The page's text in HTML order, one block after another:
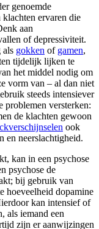
genoemde
klachten ervaren die
aan
of depressiviteit.
als gokken of gamen,
tijdelijk lijken te
het middel nodig om
vorm van – al dan niet
steeds intensiever
problemen versterken:
de klachten gewoon
ook
en neerslachtigheid.
kan in een psychose
psychose de
bij gebruik van
hoeveelheid dopamine
kan intensief of
als iemand een
zijn er aanwijzingen